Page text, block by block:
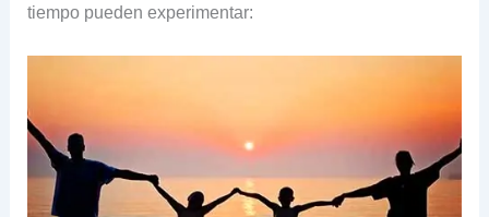
tiempo pueden experimentar: